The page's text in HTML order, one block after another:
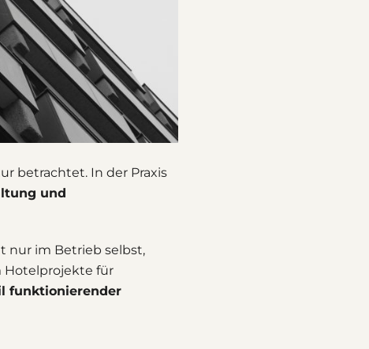
betrachtet. In der Praxis
und
nur im Betrieb selbst,
Hotelprojekte für
funktionierender